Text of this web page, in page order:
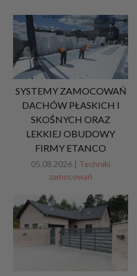
SYSTEMY ZAMOCOWAŃ
DACHÓW PŁASKICH I
SKOŚNYCH ORAZ
LEKKIEJ OBUDOWY
FIRMY ETANCO
05.08.2026 | Techniki
zamocowań